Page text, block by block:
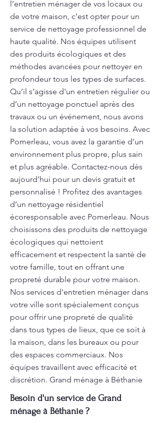
l’entretien ménager de vos locaux ou
de votre maison, c’est opter pour un
service de nettoyage professionnel de
haute qualité. Nos équipes utilisent
des produits écologiques et des
méthodes avancées pour nettoyer en
profondeur tous les types de surfaces.
Qu’il s’agisse d'un entretien régulier ou
d’un nettoyage ponctuel après des
travaux ou un événement, nous avons
la solution adaptée à vos besoins. Avec
Pomerleau, vous avez la garantie d’un
environnement plus propre, plus sain
et plus agréable. Contactez-nous dès
aujourd'hui pour un devis gratuit et
personnalisé ! Profitez des avantages
d’un nettoyage résidentiel
écoresponsable avec Pomerleau. Nous
choisissons des produits de nettoyage
écologiques qui nettoient
efficacement et respectent la santé de
votre famille, tout en offrant une
propreté durable pour votre maison.
Nos services d'entretien ménager dans
votre ville sont spécialement conçus
pour offrir une propreté de qualité
dans tous types de lieux, que ce soit à
la maison, dans les bureaux ou pour
des espaces commerciaux. Nos
équipes travaillent avec efficacité et
discrétion. Grand ménage à Béthanie
Besoin d'un service de Grand
ménage à Béthanie ?